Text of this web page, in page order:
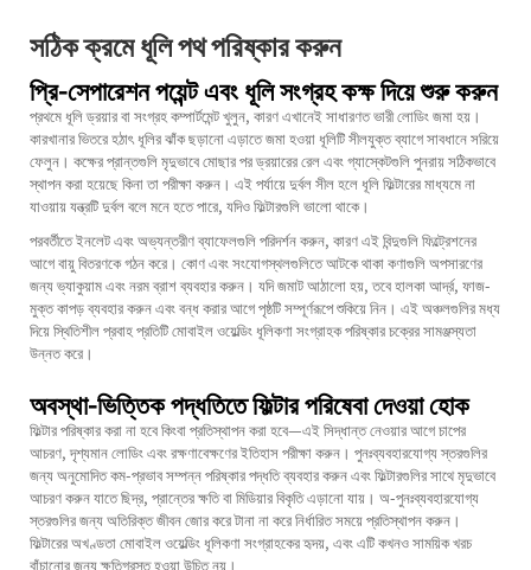
সঠিক ক্রমে ধূলি পথ পরিষ্কার করুন
প্রি-সেপারেশন পয়েন্ট এবং ধূলি সংগ্রহ কক্ষ দিয়ে শুরু করুন
প্রথমে ধূলি ড্রয়ার বা সংগ্রহ কম্পার্টমেন্ট খুলুন, কারণ এখানেই সাধারণত ভারী লোডিং জমা হয়।
কারখানার ভিতরে হঠাৎ ধূলির ঝাঁক ছড়ানো এড়াতে জমা হওয়া ধূলিটি সীলযুক্ত ব্যাগে সাবধানে সরিয়ে
ফেলুন। কক্ষের প্রান্তগুলি মৃদুভাবে মোছার পর ড্রয়ারের রেল এবং গ্যাস্কেটগুলি পুনরায় সঠিকভাবে
স্থাপন করা হয়েছে কিনা তা পরীক্ষা করুন। এই পর্যায়ে দুর্বল সীল হলে ধূলি ফিল্টারের মাধ্যমে না
যাওয়ায় যন্ত্রটি দুর্বল বলে মনে হতে পারে, যদিও ফিল্টারগুলি ভালো থাকে।
পরবর্তীতে ইনলেট এবং অভ্যন্তরীণ ব্যাফেলগুলি পরিদর্শন করুন, কারণ এই বিন্দুগুলি ফিল্ট্রেশনের
আগে বায়ু বিতরণকে গঠন করে। কোণ এবং সংযোগস্থলগুলিতে আটকে থাকা কণাগুলি অপসারণের
জন্য ভ্যাকুয়াম এবং নরম ব্রাশ ব্যবহার করুন। যদি জমাট আঠালো হয়, তবে হালকা আর্দ্র, ফাজ-
মুক্ত কাপড় ব্যবহার করুন এবং বন্ধ করার আগে পৃষ্ঠটি সম্পূর্ণরূপে শুকিয়ে নিন। এই অঞ্চলগুলির মধ্য
দিয়ে স্থিতিশীল প্রবাহ প্রতিটি মোবাইল ওয়েল্ডিং ধূলিকণা সংগ্রাহক পরিষ্কার চক্রের সামঞ্জস্যতা
উন্নত করে।
অবস্থা-ভিত্তিক পদ্ধতিতে ফিল্টার পরিষেবা দেওয়া হোক
ফিল্টার পরিষ্কার করা না হবে কিংবা প্রতিস্থাপন করা হবে—এই সিদ্ধান্ত নেওয়ার আগে চাপের
আচরণ, দৃশ্যমান লোডিং এবং রক্ষণাবেক্ষণের ইতিহাস পরীক্ষা করুন। পুনঃব্যবহারযোগ্য স্তরগুলির
জন্য অনুমোদিত কম-প্রভাব সম্পন্ন পরিষ্কার পদ্ধতি ব্যবহার করুন এবং ফিল্টারগুলির সাথে মৃদুভাবে
আচরণ করুন যাতে ছিদ্র, প্রান্তের ক্ষতি বা মিডিয়ার বিকৃতি এড়ানো যায়। অ-পুনঃব্যবহারযোগ্য
স্তরগুলির জন্য অতিরিক্ত জীবন জোর করে টানা না করে নির্ধারিত সময়ে প্রতিস্থাপন করুন।
ফিল্টারের অখণ্ডতা মোবাইল ওয়েল্ডিং ধূলিকণা সংগ্রাহকের হৃদয়, এবং এটি কখনও সাময়িক খরচ
বাঁচানোর জন্য ক্ষতিগ্রস্ত হওয়া উচিত নয়।